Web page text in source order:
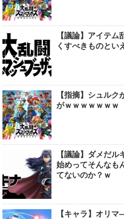
【議論】アイテ
くすべきものとい
【指摘】シュル
がｗｗｗｗｗｗｗ
【議論】ダメだ
始めってそんなも
てないのか？ｗ
【キャラ】オリ